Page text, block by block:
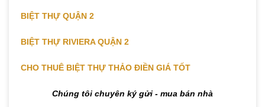
BIỆT THỰ QUẬN 2
BIỆT THỰ RIVIERA QUẬN 2
CHO THUÊ BIỆT THỰ THẢO ĐIỀN GIÁ TỐT
Chúng tôi chuyên ký gửi - mua bán nhà